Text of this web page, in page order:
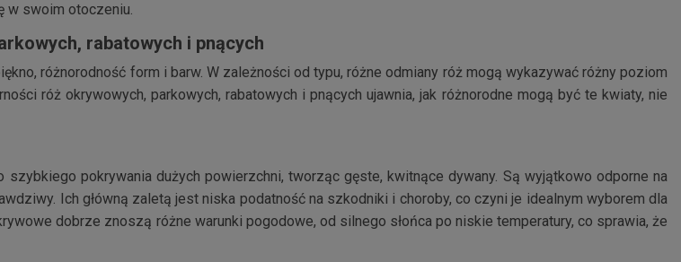
w swoim otoczeniu.
rabatowych i pnących
różnorodność form i barw. W zależności od typu, różne odmiany róż mogą wykazywać różny poziom
róż okrywowych, parkowych, rabatowych i pnących ujawnia, jak różnorodne mogą być te kwiaty, nie
pokrywania dużych powierzchni, tworząc gęste, kwitnące dywany. Są wyjątkowo odporne na
Ich główną zaletą jest niska podatność na szkodniki i choroby, co czyni je idealnym wyborem dla
dobrze znoszą różne warunki pogodowe, od silnego słońca po niskie temperatury, co sprawia, że